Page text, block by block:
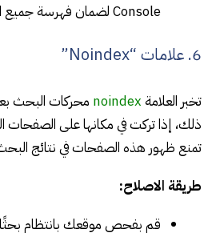
Console لضمان فهرسة جميع الصفحات المهمة.
6. علامات “Noindex”
تخبر العلامة noindex محركات البحث
ذلك، إذا تركت في مكانها على الصفحات
تمنع ظهور هذه الصفحات في نتائج
طريقة الاصلاح:
قم بفحص موقعك بانتظام